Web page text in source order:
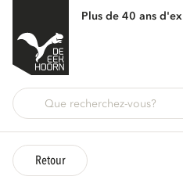
Plus de 40 ans
Retour